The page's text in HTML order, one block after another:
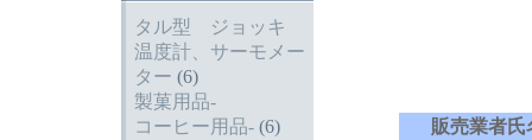
タル型 ジョッキ
温度計、サーモメー
ター (6)
製菓用品-
コーヒー用品- (6)
販売業者氏